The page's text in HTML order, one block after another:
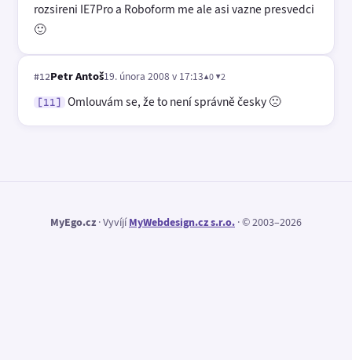
rozsireni IE7Pro a Roboform me ale asi vazne presvedci
🙂
#12Petr Antoš19. února 2008 v 17:13▲0 ▼2
[11] Omlouvám se, že to není správně česky 🙁
MyEgo.cz · VyvíjíMyWebdesign.cz s.r.o. · © 2003–2026